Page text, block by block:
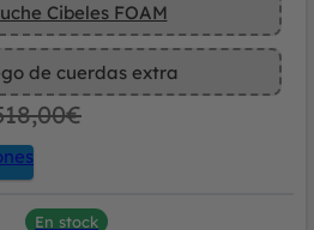
Cibeles FOAM
de cuerdas extra
€
En stock